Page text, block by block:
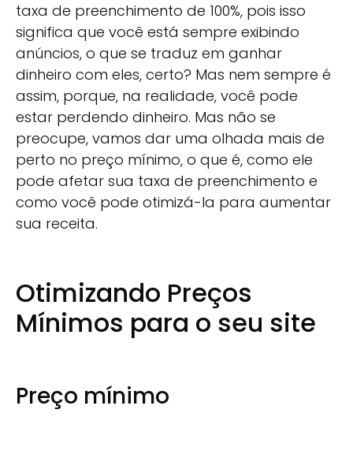
taxa de preenchimento de 100%, pois isso
significa que você está sempre exibindo
anúncios, o que se traduz em ganhar
dinheiro com eles, certo? Mas nem sempre é
assim, porque, na realidade, você pode
estar perdendo dinheiro. Mas não se
preocupe, vamos dar uma olhada mais de
perto no preço mínimo, o que é, como ele
pode afetar sua taxa de preenchimento e
como você pode otimizá-la para aumentar
sua receita.
Otimizando Preços
Mínimos para o seu site
Preço mínimo